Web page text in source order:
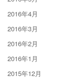
2016年4月
2016年3月
2016年2月
2016年1月
2015年12月